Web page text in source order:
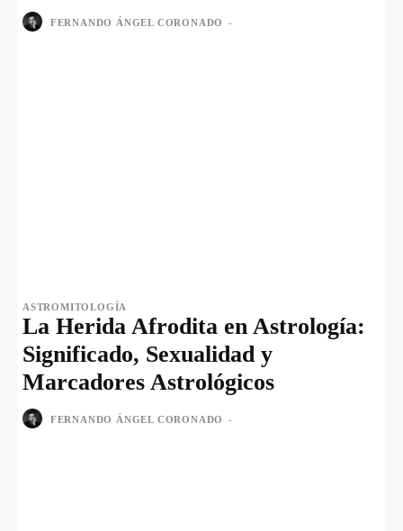
FERNANDO ÁNGEL CORONADO -
ASTROMITOLOGÍA
La Herida Afrodita en Astrología:
Significado, Sexualidad y
Marcadores Astrológicos
FERNANDO ÁNGEL CORONADO -